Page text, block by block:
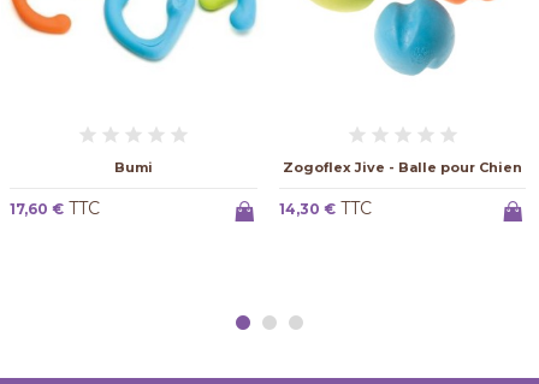
Zogoflex Jive - Balle pour Chien
14,30 € TTC
Tux
24,20 € TTC